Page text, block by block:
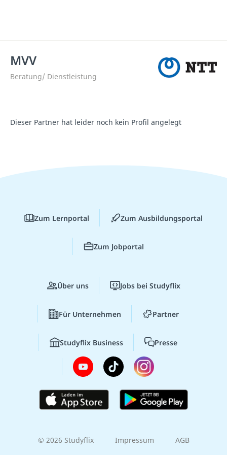
MVV
Beratung/ Dienstleistung
Dieser Partner hat leider noch kein Profil angelegt
Zum Lernportal Zum Ausbildungsportal
Zum Jobportal
Über uns Jobs bei Studyflix
Für Unternehmen Partner
Studyflix Business Presse
© 2026 Studyflix Impressum AGB